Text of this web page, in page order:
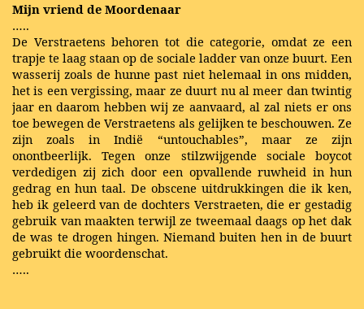
Mijn vriend de Moordenaar
…..
De Verstraetens behoren tot die categorie, omdat ze een
trapje te laag staan op de sociale ladder van onze buurt. Een
wasserij zoals de hunne past niet helemaal in ons midden,
het is een vergissing, maar ze duurt nu al meer dan twintig
jaar en daarom hebben wij ze aanvaard, al zal niets er ons
toe bewegen de Verstraetens als gelijken te beschouwen. Ze
zijn zoals in Indië “untouchables”, maar ze zijn
onontbeerlijk. Tegen onze stilzwijgende sociale boycot
verdedigen zij zich door een opvallende ruwheid in hun
gedrag en hun taal. De obscene uitdrukkingen die ik ken,
heb ik geleerd van de dochters Verstraeten, die er gestadig
gebruik van maakten terwijl ze tweemaal daags op het dak
de was te drogen hingen. Niemand buiten hen in de buurt
gebruikt die woordenschat.
…..